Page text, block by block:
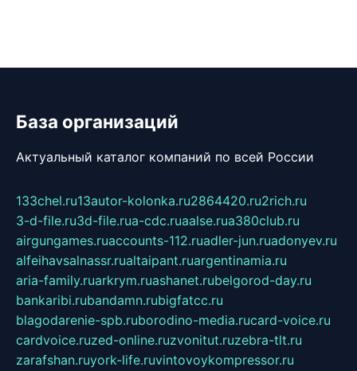
База организаций
Актуальный каталог компаний по всей России
133chel.ru13autor-kolonka.ru2864420.ru2rich.ru
3-d-file.ru3d-file.rua-cdc.ruaalse.rua380club.ru
airgungames.ruaccounts-112.ruadler-jun.ruadonyev.ru
alfeihavsalnassr.rualtaipant.ruargentinamia.ru
aria-family.ruarkrym.ruashanet.rubelgorod-day.ru
bankaribi.rubandamn.rubigfatcc.ru
blagodarenie-spb.ruborodino-media.rucard-voice.ru
cardvoice.ruzed-online.ruzvonitut.ruzebra-tlt.ru
zarafshan.ruyork-life.ruvintovoykompressor.ru